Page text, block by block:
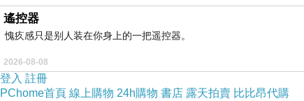
遙控器
愧疚感只是别人装在你身上的一把遥控器。
2026-08-08
登入 註冊
PChome首頁 線上購物 24h購物 書店 露天拍賣 比比昂代購